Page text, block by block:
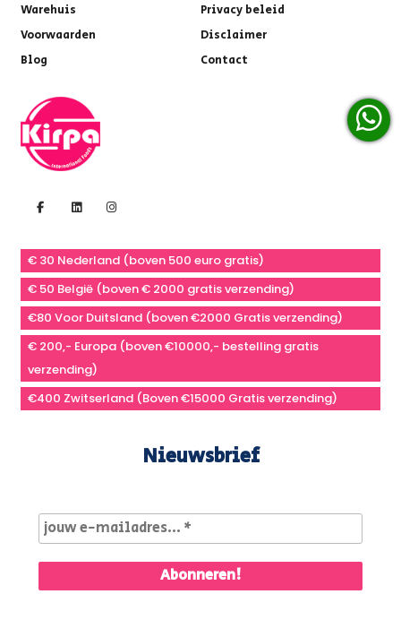
Warehuis
Privacy beleid
Voorwaarden
Disclaimer
Blog
Contact
€ 30 Nederland (boven 500 euro gratis)
€ 50 België (boven € 2000 gratis verzending)
€80 Voor Duitsland (boven €2000 Gratis verzending)
€ 200,- Europa (boven €10000,- bestelling gratis
verzending)
€400 Zwitserland (Boven €15000 Gratis verzending)
Nieuwsbrief